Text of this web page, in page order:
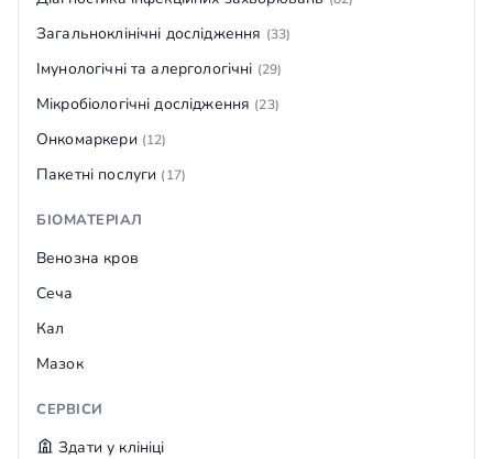
Загальноклінічні дослідження (33)
Імунологічні та алергологічні (29)
Мікробіологічні дослідження (23)
Онкомаркери (12)
Пакетні послуги (17)
БІОМАТЕРІАЛ
Венозна кров
Сеча
Кал
Мазок
СЕРВІСИ
Здати у клініці